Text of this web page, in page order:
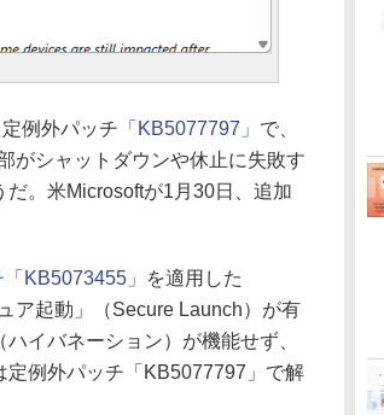
例外パッチ 「KB5077797」 で、
がシャットダウンや休止に失敗す
。米Microsoftが1月30日、追加
KB5073455」
を適用した
ア起動」（Secure Launch）が有
イバネーション）が機能せず、
例外パッチ「KB5077797」で解